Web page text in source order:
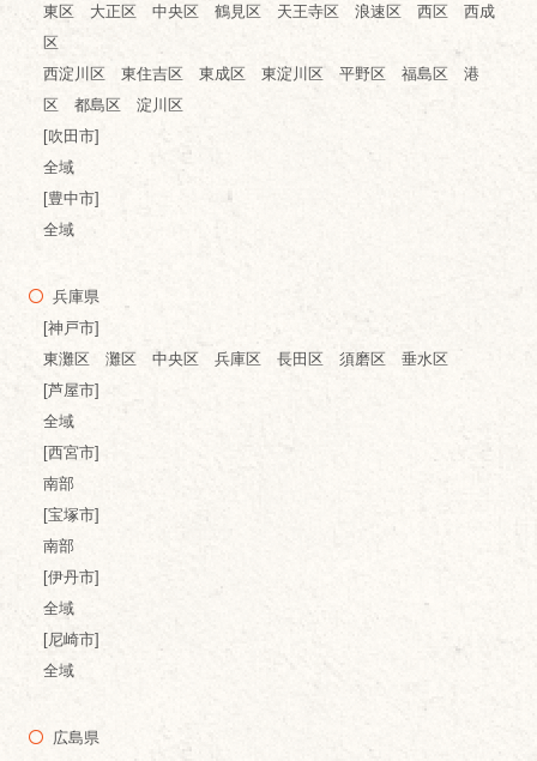
東区 大正区 中央区 鶴見区 天王寺区 浪速区 西区 西成
区
西淀川区 東住吉区 東成区 東淀川区 平野区 福島区 港
区 都島区 淀川区
[吹田市]
全域
[豊中市]
全域
兵庫県
[神戸市]
東灘区 灘区 中央区 兵庫区 長田区 須磨区 垂水区
[芦屋市]
全域
[西宮市]
南部
[宝塚市]
南部
[伊丹市]
全域
[尼崎市]
全域
広島県